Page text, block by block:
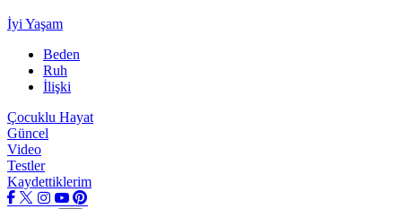
İyi Yaşam
Beden
Ruh
İlişki
Çocuklu Hayat
Güncel
Video
Testler
Kaydettiklerim